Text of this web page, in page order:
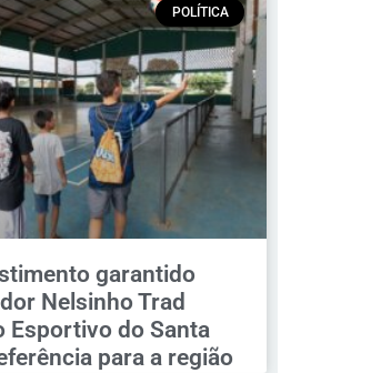
POLÍTICA
garantido
Nelsinho Trad
Esportivo do Santa
para a região